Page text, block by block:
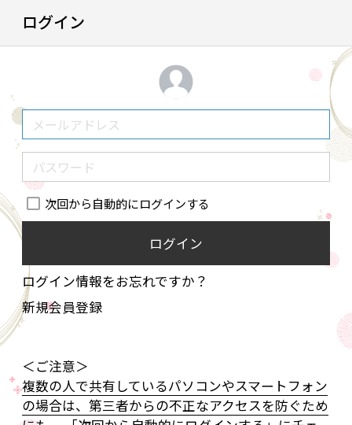
ログイン
次回から自動的にログインする
ログイン
ログイン情報をお忘れですか？
新規会員登録
＜ご注意＞
複数の人で共有しているパソコンやスマートフォン
の場合は、第三者からの不正なアクセスを防ぐため